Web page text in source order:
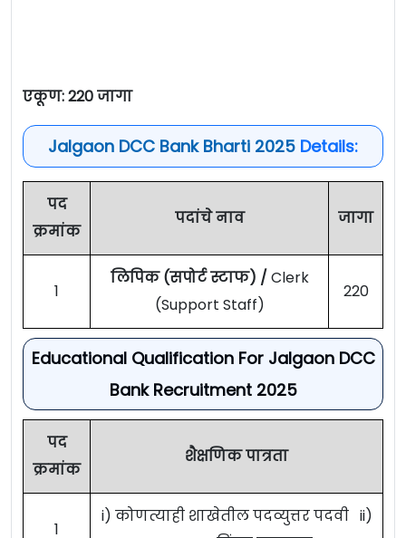
एकूण: 220 जागा
Jalgaon DCC Bank Bharti 2025 Details:
पद
क्रमांक
पदांचे नाव जागा
1
लिपिक (सपोर्ट स्टाफ) / Clerk
(Support Staff)
220
Educational Qualification For Jalgaon DCC
Bank Recruitment 2025
पद
क्रमांक
शैक्षणिक पात्रता
1
i) कोणत्याही शाखेतील पदव्युत्तर पदवी ii)